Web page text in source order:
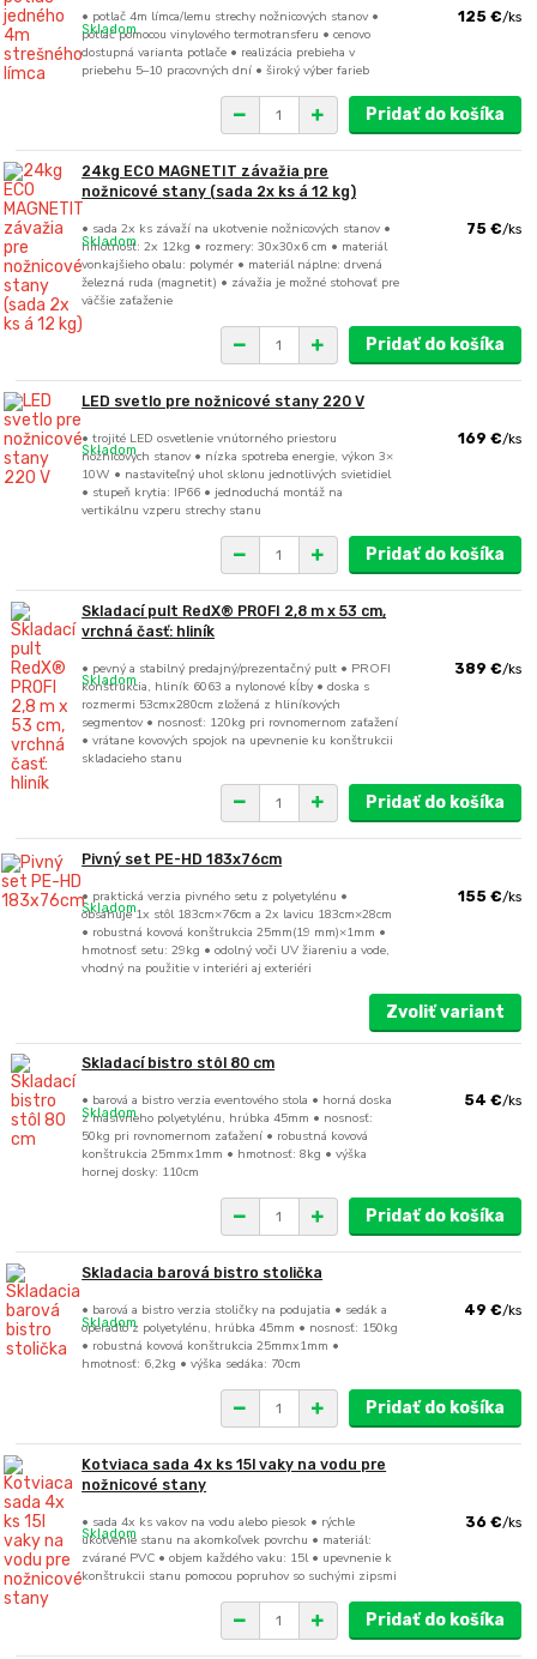
• potlač 4m límca/lemu strechy nožnicových stanov •
potlač pomocou vinylového termotransferu • cenovo
dostupná varianta potlače • realizácia prebieha v
priebehu 5–10 pracovných dní • široký výber farieb
125 €/ks
Skladom
Pridať do košíka
24kg ECO MAGNETIT závažia pre
nožnicové stany (sada 2x ks á 12 kg)
• sada 2x ks závaží na ukotvenie nožnicových stanov •
hmotnosť: 2x 12kg • rozmery: 30x30x6 cm • materiál
vonkajšieho obalu: polymér • materiál náplne: drvená
železná ruda (magnetit) • závažia je možné stohovať pre
väčšie zaťaženie
75 €/ks
Skladom
Pridať do košíka
LED svetlo pre nožnicové stany 220 V
• trojité LED osvetlenie vnútorného priestoru
nožnicových stanov • nízka spotreba energie, výkon 3×
10W • nastaviteľný uhol sklonu jednotlivých svietidiel
• stupeň krytia: IP66 • jednoduchá montáž na
vertikálnu vzperu strechy stanu
169 €/ks
Skladom
Pridať do košíka
Skladací pult RedX® PROFI 2,8 m x 53 cm,
vrchná časť: hliník
• pevný a stabilný predajný/prezentačný pult • PROFI
konštrukcia, hliník 6063 a nylonové kĺby • doska s
rozmermi 53cmx280cm zložená z hliníkových
segmentov • nosnosť: 120kg pri rovnomernom zaťažení
• vrátane kovových spojok na upevnenie ku konštrukcii
skladacieho stanu
389 €/ks
Skladom
Pridať do košíka
Pivný set PE-HD 183x76cm
• praktická verzia pivného setu z polyetylénu •
obsahuje 1x stôl 183cm×76cm a 2x lavicu 183cm×28cm
• robustná kovová konštrukcia 25mm(19 mm)×1mm •
hmotnosť setu: 29kg • odolný voči UV žiareniu a vode,
vhodný na použitie v interiéri aj exteriéri
155 €/ks
Skladom
Zvoliť variant
Skladací bistro stôl 80 cm
• barová a bistro verzia eventového stola • horná doska
z masívneho polyetylénu, hrúbka 45mm • nosnosť:
50kg pri rovnomernom zaťažení • robustná kovová
konštrukcia 25mmx1mm • hmotnosť: 8kg • výška
hornej dosky: 110cm
54 €/ks
Skladom
Pridať do košíka
Skladacia barová bistro stolička
• barová a bistro verzia stoličky na podujatia • sedák a
operadlo z polyetylénu, hrúbka 45mm • nosnosť: 150kg
• robustná kovová konštrukcia 25mmx1mm •
hmotnosť: 6,2kg • výška sedáka: 70cm
49 €/ks
Skladom
Pridať do košíka
Kotviaca sada 4x ks 15l vaky na vodu pre
nožnicové stany
• sada 4x ks vakov na vodu alebo piesok • rýchle
ukotvenie stanu na akomkoľvek povrchu • materiál:
zvárané PVC • objem každého vaku: 15l • upevnenie k
konštrukcii stanu pomocou popruhov so suchými zipsmi
36 €/ks
Skladom
Pridať do košíka